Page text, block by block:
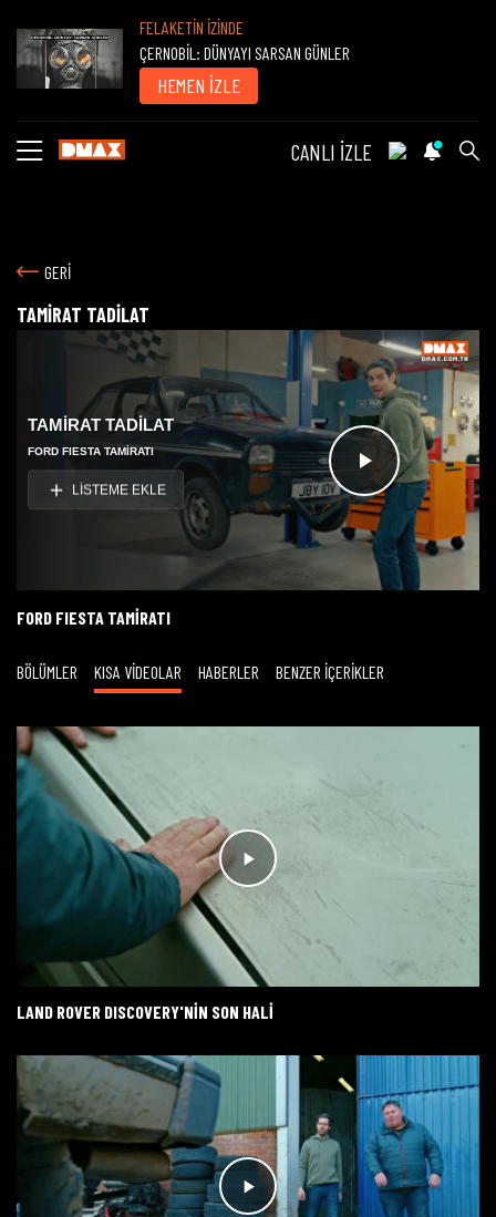
FELAKETİN İZİNDE
ÇERNOBİL: DÜNYAYI SARSAN GÜNLER
HEMEN İZLE
CANLI İZLE
GERİ
TAMİRAT TADİLAT
Videoyu
Oynat
TAMİRAT TADİLAT
FORD FIESTA TAMİRATI
LİSTEME EKLE
FORD FIESTA TAMİRATI
BÖLÜMLER KISA VİDEOLAR HABERLER BENZER İÇERİKLER
LAND ROVER DISCOVERY'NİN SON HALİ